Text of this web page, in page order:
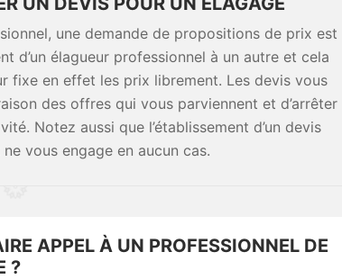
une demande de propositions de prix est
d’un élagueur professionnel à un autre et cela
fixe en effet les prix librement. Les devis vous
des offres qui vous parviennent et d’arrêter
Notez aussi que l’établissement d’un devis
vous engage en aucun cas.
APPEL À UN PROFESSIONNEL DE
?